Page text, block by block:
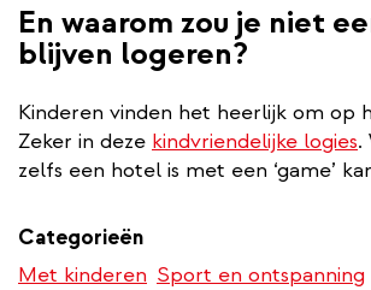
En waarom zou je niet
blijven logeren?
Kinderen vinden het heerlijk om op
Zeker in deze kindvriendelijke logies.
zelfs een hotel is met een ‘game’
Categorieën
Met kinderen Sport en ontspanning